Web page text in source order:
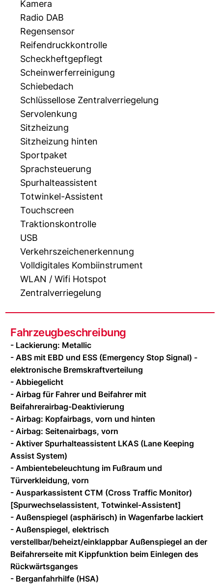
Kamera
Radio DAB
Regensensor
Reifendruckkontrolle
Scheckheftgepflegt
Scheinwerferreinigung
Schiebedach
Schlüssellose Zentralverriegelung
Servolenkung
Sitzheizung
Sitzheizung hinten
Sportpaket
Sprachsteuerung
Spurhalteassistent
Totwinkel-Assistent
Touchscreen
Traktionskontrolle
USB
Verkehrszeichenerkennung
Volldigitales Kombiinstrument
WLAN / Wifi Hotspot
Zentralverriegelung
Fahrzeugbeschreibung
- Lackierung: Metallic
- ABS mit EBD und ESS (Emergency Stop Signal) -
elektronische Bremskraftverteilung
- Abbiegelicht
- Airbag für Fahrer und Beifahrer mit
Beifahrerairbag-Deaktivierung
- Airbag: Kopfairbags, vorn und hinten
- Airbag: Seitenairbags, vorn
- Aktiver Spurhalteassistent LKAS (Lane Keeping
Assist System)
- Ambientebeleuchtung im Fußraum und
Türverkleidung, vorn
- Ausparkassistent CTM (Cross Traffic Monitor)
[Spurwechselassistent, Totwinkel-Assistent]
- Außenspiegel (asphärisch) in Wagenfarbe lackiert
- Außenspiegel, elektrisch
verstellbar/beheizt/einklappbar Außenspiegel an der
Beifahrerseite mit Kippfunktion beim Einlegen des
Rückwärtsganges
- Berganfahrhilfe (HSA)